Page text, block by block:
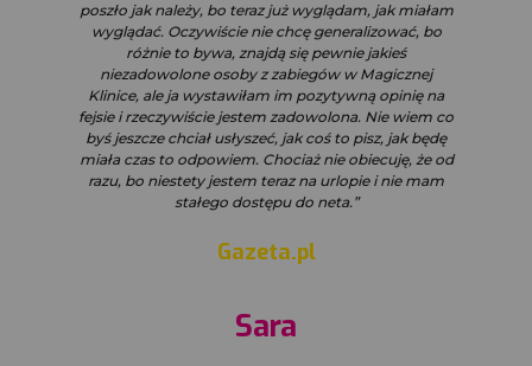
poszło jak należy, bo teraz już wyglądam, jak miałam
wyglądać. Oczywiście nie chcę generalizować, bo
różnie to bywa, znajdą się pewnie jakieś
niezadowolone osoby z zabiegów w Magicznej
Klinice, ale ja wystawiłam im pozytywną opinię na
fejsie i rzeczywiście jestem zadowolona. Nie wiem co
byś jeszcze chciał usłyszeć, jak coś to pisz, jak będę
miała czas to odpowiem. Chociaż nie obiecuję, że od
razu, bo niestety jestem teraz na urlopie i nie mam
stałego dostępu do neta.”
Gazeta.pl
Sara